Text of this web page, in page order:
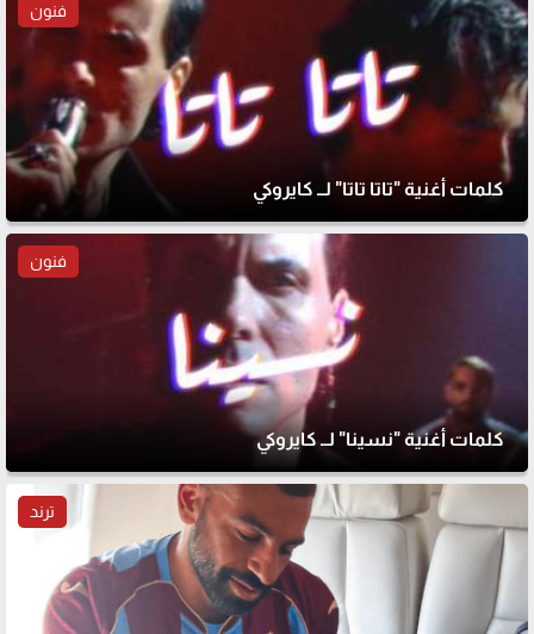
فنون
كلمات أغنية "تاتا تاتا" لــ كايروكي
فنون
كلمات أغنية "نسينا" لــ كايروكي
ترند